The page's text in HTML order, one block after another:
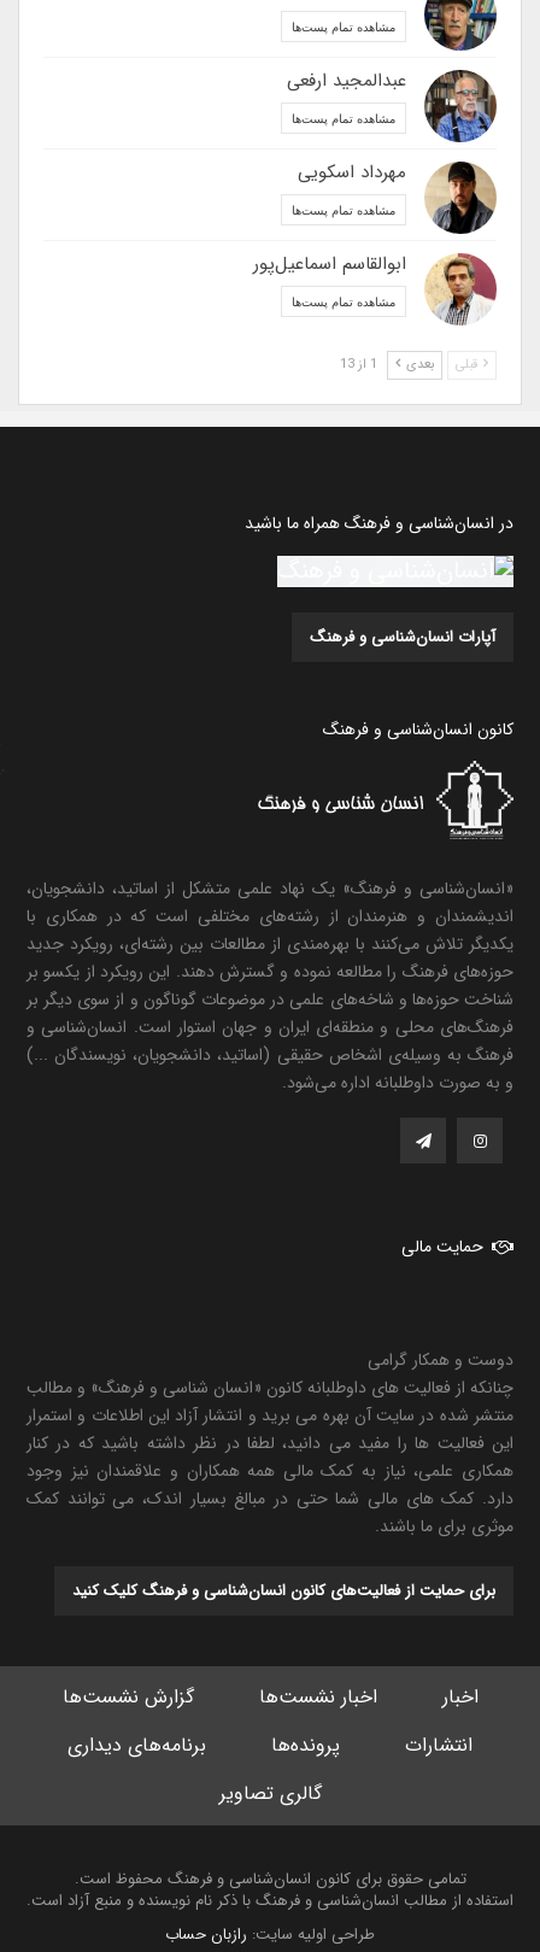
مشاهده تمام پست‌ها
عبدالمجید ارفعی
مشاهده تمام پست‌ها
مهرداد اسکویی
مشاهده تمام پست‌ها
ابوالقاسم اسماعیل‌پور
مشاهده تمام پست‌ها
قبلی بعدی
در انسان‌شناسی و فرهنگ همراه ما باشید
آپارات انسان‌شناسی و فرهنگ
کانون انسان‌شناسی و فرهنگ
«انسان‌شناسی و فرهنگ» یک نهاد علمی متشکل از اساتید، دانشجویان،
اندیشمندان و هنرمندان از رشته‌های مختلفی است که در همکاری با
یکدیگر تلاش می‌کنند با بهره‌مندی از مطالعات بین رشته‌ای، رویکرد جدید
حوزه‌های فرهنگ را مطالعه نموده و گسترش دهند. این رویکرد از یکسو بر
شناخت حوزه‌ها و شاخه‌های علمی در موضوعات گوناگون و از سوی دیگر بر
فرهنگ‌های محلی و منطقه‌ای ایران و جهان استوار است. انسان‌شناسی و
فرهنگ به وسیله‌ی اشخاص حقیقی (اساتید، دانشجویان، نویسندگان ...)
و به صورت داوطلبانه اداره می‌شود.
حمایت مالی
دوست و همکار گرامی
چنانکه از فعالیت های داوطلبانه کانون «انسان شناسی و فرهنگ» و مطالب
منتشر شده در سایت آن بهره می برید و انتشار آزاد این اطلاعات و استمرار
این فعالیت ها را مفید می دانید، لطفا در نظر داشته باشید که در کنار
همکاری علمی، نیاز به کمک مالی همه همکاران و علاقمندان نیز وجود
دارد. کمک های مالی شما حتی در مبالغ بسیار اندک، می توانند کمک
موثری برای ما باشند.
برای حمایت از فعالیت‌های کانون انسان‌شناسی و فرهنگ کلیک کنید
اخبار اخبار نشست‌ها
گزارش نشست‌ها
انتشارات
پرونده‌ها
برنامه‌های دیداری
گالری تصاویر
تمامی حقوق برای کانون انسان‌شناسی و فرهنگ محفوظ است.
استفاده از مطالب انسان‌شناسی و فرهنگ با ذکر نام نویسنده و منبع آزاد است.
طراحی اولیه سایت:رازبان حساب